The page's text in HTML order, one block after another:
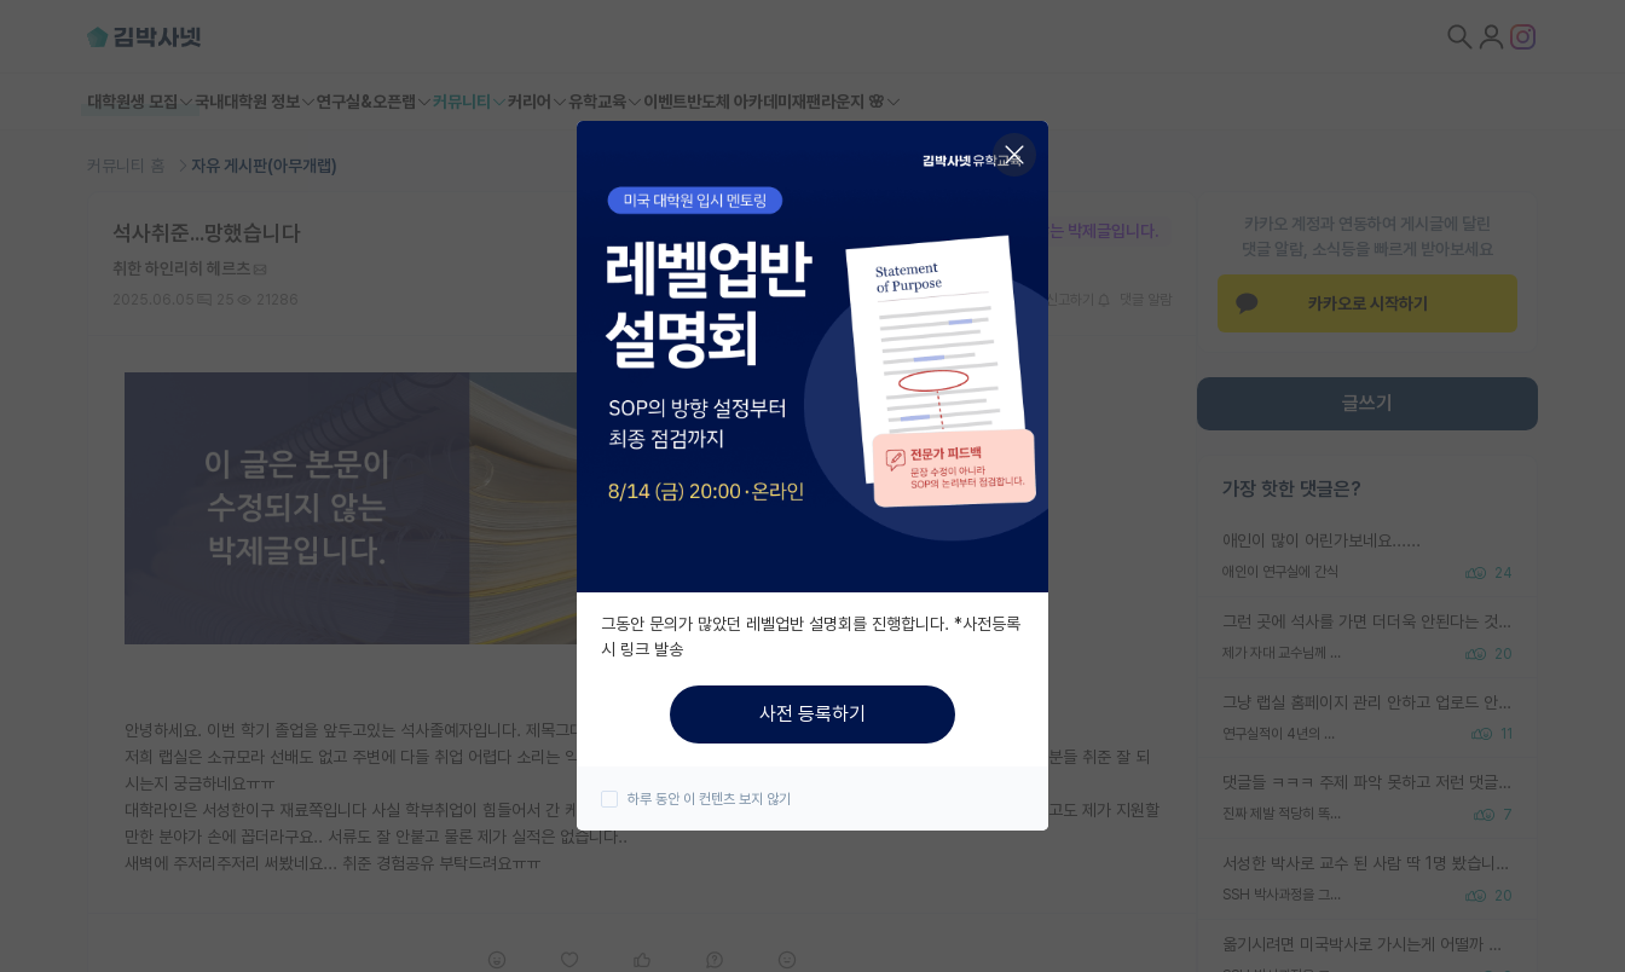
대학원생 모집 국내대학원 정보 연구실&오픈랩 커뮤니티 커리어 유학교육 이벤트반도체 아카데미 재팬라운지 🌸
커뮤니티 홈 자유 게시판(아무개랩)
카카오 계정과 연동하여 게시글에 달린
댓글 알람, 소식등을 빠르게 받아보세요
카카오로 시작하기
글쓰기
가장 핫한 댓글은?
애인이 많이 어린가보네요......
애인이 연구실에 간식 24
그런 곳에 석사를 가면 더더욱 안된다는 것을 깨달으시면 된겁니다!
제가 자대 교수님께 무례하게 행동한 걸까요? 20
그냥 랩실 홈페이지 관리 안하고 업로드 안한거 아님?
연구실적이 4년의 공백이 있는거 어떻게 생각하냐 11
댓글들 ㅋㅋㅋ 주제 파악 못하고 저런 댓글들을 쓰네. 조직에 인간이 얼마나 중요한데 걱정될 수도 있지 ㅋㅋ 본인들은 퍽이나 잘하나봐 ? 현실은 남들한테 욕 안 먹는 1인분만 하는 것도 힘들텐데 ?
진짜 제발 적당히 똑똑한 박사과정이라도 위에 있었으면.. 7
서성한 박사로 교수 된 사람 딱 1명 봤습니다. 근데 지방대 박사로 교수된 거는 기적이 일어나야되요. 서성한 학부부터여도 빡센게 교수임용일텐데 지방대박사로 무슨 교수가 되나요...... 중소기업/중견기업 팀장급/연구소장급이나 될거 같네요.
SSH 박사과정을 그만두고 지방대 박사로 옮기면 교수의 꿈은 끝일까요? 20
옮기시려면 미국박사로 가시는게 어떨까 싶네요. 교수가 꿈이면 미국박사 하고 미국교수 까지 같이 노리시는게 기회가 많지 않을까요?
본문이 수정되지 않는 박제글입니다.
석사취준...망했습니다
취한 하인리히 헤르츠
스크랩 신고하기
안녕하세요. 이번 학기 졸업을 앞두고있는 석사졸예자입니다. 제목그대로 면접에서 다 떨어져서 너무 슬픕니다..
저희 랩실은 소규모라 선배도 없고 주변에 다들 취업 어렵다 소리는 익히들었지만 저에게 현실로 닥치니 앞길이 캄캄하네요... 이번 졸업예정자분들 취준 잘 되
시는지 궁금하네요ㅠㅠ
대학라인은 서성한이구 재료쪽입니다 사실 학부취업이 힘들어서 간 케이스라 도피성으로 가게되었는데 이번에 또 그러니까 죽을맛이네요... 공고도 제가 지원할
만한 분야가 손에 꼽더라구요.. 서류도 잘 안붙고 물론 제가 실적은 없습니다..
새벽에 주저리주저리 써봤네요... 취준 경험공유 부탁드려요ㅠㅠ
그동안 문의가 많았던 레벨업반 설명회를 진행합니다. *사전등록
시 링크 발송
사전 등록하기
하루 동안 이 컨텐츠 보지 않기